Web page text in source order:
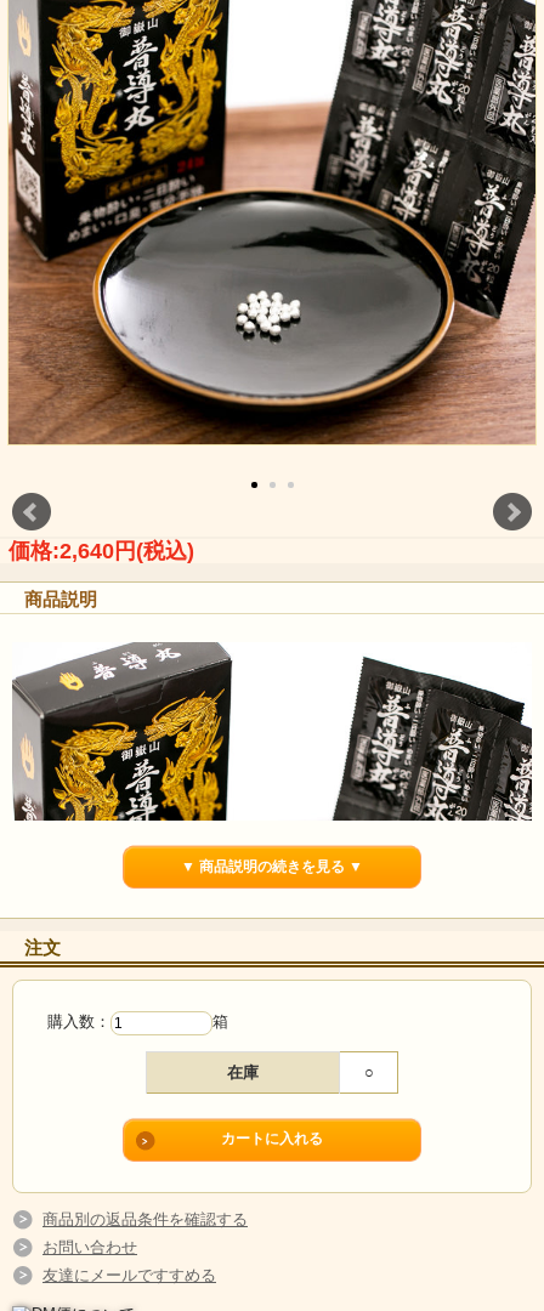
価格:2,640円(税込)
商品説明
木曽 御嶽山で培われた200年の技術。7種類の生薬が健康
に導いてくれる【普導丸】です！
歴史ある口内清涼剤「普導丸（ふどうがん）」がリニューアル＆増量い
たしました！7つの生薬の力で体が無理なく普通の状態に戻るよう、緩や
かに働きかけます。
▼ 商品説明の続きを見る ▼
注文
購入数： 箱
在庫 ○
商品別の返品条件を確認する
お問い合わせ
友達にメールですすめる